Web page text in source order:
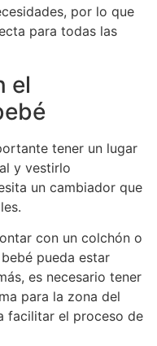
por lo que
para todas las
el
tener un lugar
y vestirlo
un cambiador que
con un colchón o
pueda estar
es necesario tener
para la zona del
facilitar el proceso de